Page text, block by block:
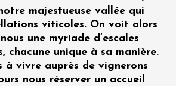
majestueuse vallée qui
viticoles. On voit alors
une myriade d’escales
chacune unique à sa manière.
à vivre auprès de vignerons
nous réserver un accueil